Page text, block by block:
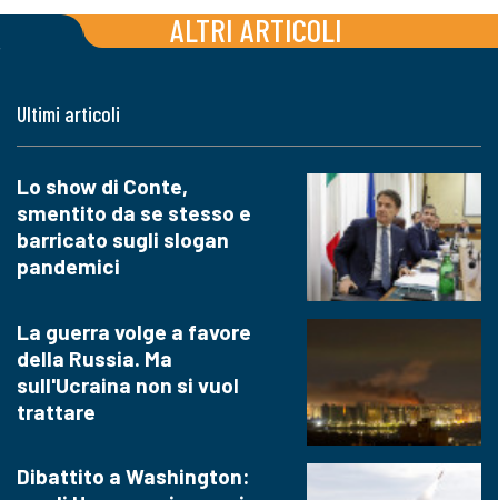
ALTRI ARTICOLI
Ultimi articoli
Lo show di Conte,
smentito da se stesso e
barricato sugli slogan
pandemici
La guerra volge a favore
della Russia. Ma
sull'Ucraina non si vuol
trattare
Dibattito a Washington: